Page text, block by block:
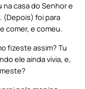
casa do Senhor e
(Depois) foi para
comer, e comeu.
fizeste assim? Tu
ele ainda vivia, e,